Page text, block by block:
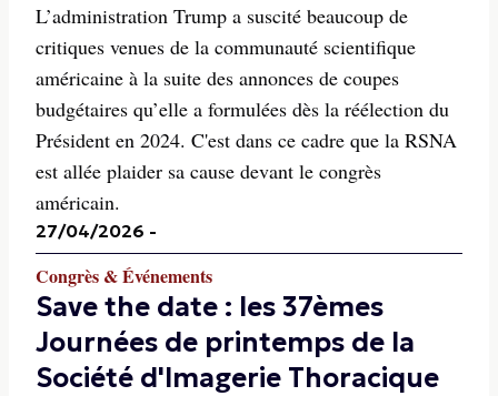
L’administration Trump a suscité beaucoup de
critiques venues de la communauté scientifique
américaine à la suite des annonces de coupes
budgétaires qu’elle a formulées dès la réélection du
Président en 2024. C'est dans ce cadre que la RSNA
est allée plaider sa cause devant le congrès
américain.
27/04/2026 -
Congrès & Événements
Save the date : les 37èmes
Journées de printemps de la
Société d'Imagerie Thoracique